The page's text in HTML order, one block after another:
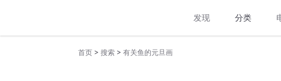
发现 分类
首页 > 搜索 > 有关鱼的元旦画